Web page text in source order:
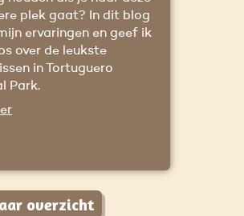
plek gaat? In dit blog
ervaringen en geef ik
over de leukste
in Tortuguero
Park.
overzicht